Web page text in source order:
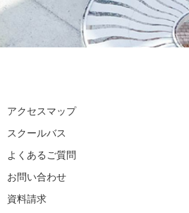
アクセスマップ
スクールバス
よくあるご質問
お問い合わせ
資料請求